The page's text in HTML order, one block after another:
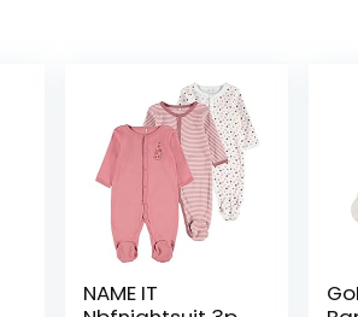
NAME IT